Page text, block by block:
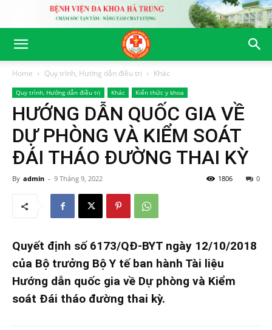
Home Quy trình, Hướng dẫn điều trị Khác
Quy trình, Hướng dẫn điều trị Khác Kiến thức y khoa
HƯỚNG DẪN QUỐC GIA VỀ
DỰ PHÒNG VÀ KIỂM SOÁT
ĐÁI THÁO ĐƯỜNG THAI KỲ
By admin - 9 Tháng 9, 2022 0
1806
Quyết định số 6173/QĐ-BYT ngày 12/10/2018
của Bộ trưởng Bộ Y tế ban hành Tài liệu
Hướng dẫn quốc gia về Dự phòng và Kiểm
soát Đái tháo đường thai kỳ.